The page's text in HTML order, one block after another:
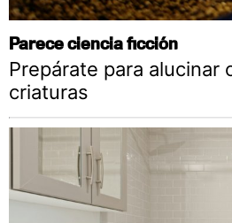
Parece ciencia ficción
Prepárate para alucinar
criaturas